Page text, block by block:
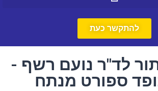
להתקשר כעת
לד"ר נועם רשף -
ספורט מנתח